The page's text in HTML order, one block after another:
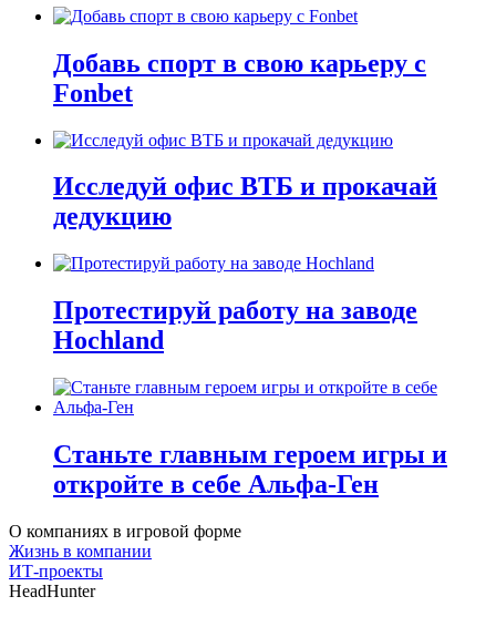
Добавь спорт в свою карьеру с
Fonbet
Исследуй офис ВТБ и прокачай
дедукцию
Протестируй работу на заводе
Hochland
Станьте главным героем игры и
откройте в себе Альфа-Ген
О компаниях в игровой форме
Жизнь в компании
ИТ-проекты
HeadHunter